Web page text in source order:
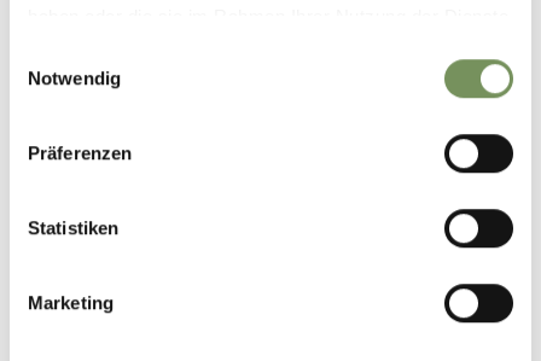
Notwendig
Präferenzen
Statistiken
Marketing
www.greitererhof.it
WAR DER INHALT FÜR DICH HILFREICH?